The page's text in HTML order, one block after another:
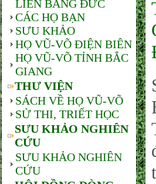
LIÊN BANG ĐỨC
CÁC HỌ BẠN
SƯU KHẢO
HỌ VŨ-VÕ ĐIỆN BIÊN
HỌ VŨ-VÕ TỈNH BẮC
GIANG
THƯ VIỆN
SÁCH VỀ HỌ VŨ-VÕ
SỬ THI, TRIẾT HỌC
SƯU KHẢO NGHIÊN
CỨU
SƯU KHẢO NGHIÊN
CỨU